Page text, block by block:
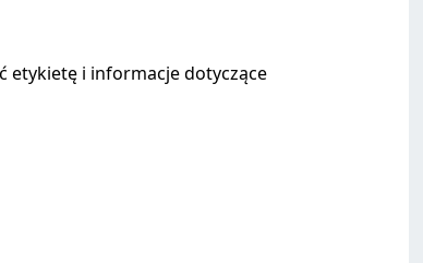
etykietę i informacje dotyczące